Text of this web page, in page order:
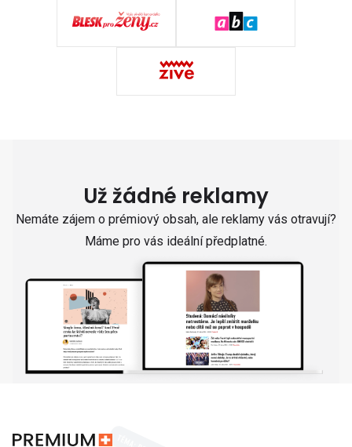
Už žádné reklamy
Nemáte zájem o prémiový obsah, ale reklamy vás otravují?
Máme pro vás ideální předplatné.